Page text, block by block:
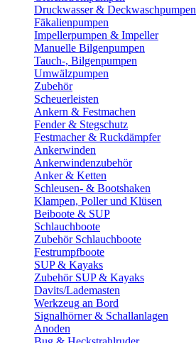
Druckwasser & Deckwaschpumpen
Fäkalienpumpen
Impellerpumpen & Impeller
Manuelle Bilgenpumpen
Tauch-, Bilgenpumpen
Umwälzpumpen
Zubehör
Scheuerleisten
Ankern & Festmachen
Fender & Stegschutz
Festmacher & Ruckdämpfer
Ankerwinden
Ankerwindenzubehör
Anker & Ketten
Schleusen- & Bootshaken
Klampen, Poller und Klüsen
Beiboote & SUP
Schlauchboote
Zubehör Schlauchboote
Festrumpfboote
SUP & Kayaks
Zubehör SUP & Kayaks
Davits/Lademasten
Werkzeug an Bord
Signalhörner & Schallanlagen
Anoden